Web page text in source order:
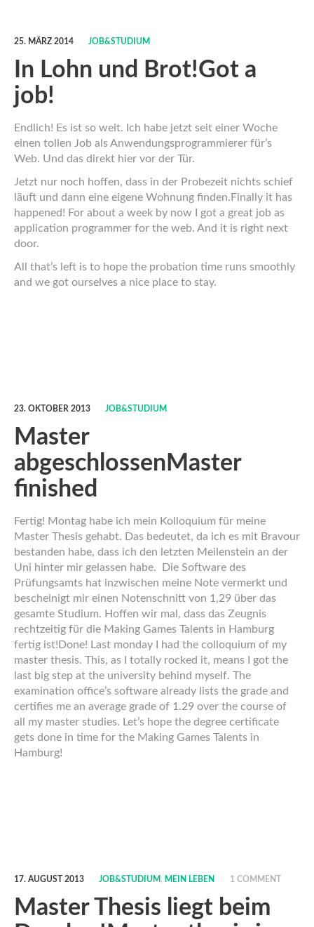
25. MÄRZ 2014 JOB&STUDIUM
In Lohn und Brot!Got a
job!
Endlich! Es ist so weit. Ich habe jetzt seit einer Woche
einen tollen Job als Anwendungsprogrammierer für’s
Web. Und das direkt hier vor der Tür.
Jetzt nur noch hoffen, dass in der Probezeit nichts schief
läuft und dann eine eigene Wohnung finden. Finally it has
happened! For about a week by now I got a great job as
application programmer for the web. And it is right next
door.
All that’s left is to hope the probation time runs smoothly
and we got ourselves a nice place to stay.
23. OKTOBER 2013 JOB&STUDIUM
Master
abgeschlossen Master
finished
Fertig! Montag habe ich mein Kolloquium für meine
Master Thesis gehabt. Das bedeutet, da ich es mit Bravour
bestanden habe, dass ich den letzten Meilenstein an der
Uni hinter mir gelassen habe. Die Software des
Prüfungsamts hat inzwischen meine Note vermerkt und
bescheinigt mir einen Notenschnitt von 1,29 über das
gesamte Studium. Hoffen wir mal, dass das Zeugnis
rechtzeitig für die Making Games Talents in Hamburg
fertig ist! Done! Last monday I had the colloquium of my
master thesis. This, as I totally rocked it, means I got the
last big step at the university behind myself. The
examination office’s software already lists the grade and
certifies me an average grade of 1.29 over the course of
all my master studies. Let’s hope the degree certificate
gets done in time for the Making Games Talents in
Hamburg!
17. AUGUST 2013 JOB&STUDIUM , MEIN LEBEN 1 COMMENT
Master Thesis liegt beim